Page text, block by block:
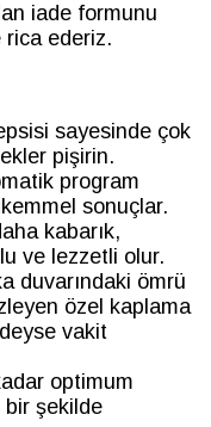
iade formunu
rica ederiz.
sayesinde çok
pişirin.
program
sonuçlar.
kabarık,
ve lezzetli olur.
duvarındaki ömrü
özel kaplama
vakit
optimum
şekilde